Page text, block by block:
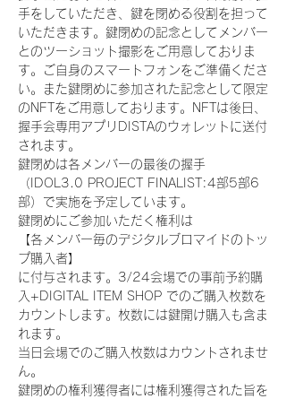
手をしていただき、鍵を閉める役割を担って
いただきます。鍵閉めの記念としてメンバー
とのツーショット撮影をご用意しておりま
す。ご自身のスマートフォンをご準備くださ
い。また鍵閉めに参加された記念として限定
のNFTをご用意しております。NFTは後日、
握手会専用アプリDISTAのウォレットに送付
されます。
鍵閉めは各メンバーの最後の握手
（IDOL3.0 PROJECT FINALIST:4部5部6
部）で実施を予定しています。
鍵閉めにご参加いただく権利は
【各メンバー毎のデジタルブロマイドのトッ
プ購入者】
に付与されます。3/24会場での事前予約購
入+DIGITAL ITEM SHOP でのご購入枚数を
カウントします。枚数には鍵開け購入も含ま
れます。
当日会場でのご購入枚数はカウントされませ
ん。
鍵閉めの権利獲得者には権利獲得された旨を